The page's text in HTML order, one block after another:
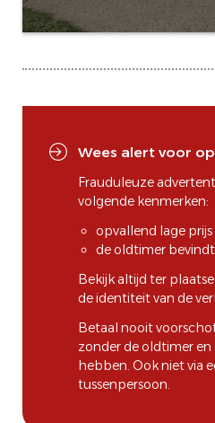
Wees alert voor
Frauduleuze
volgende kenmerken:
opvallend lage prijs
de oldtimer
Bekijk altijd ter
de identiteit van de
Betaal nooit
zonder de oldtimer en
hebben. Ook niet via
tussenpersoon.